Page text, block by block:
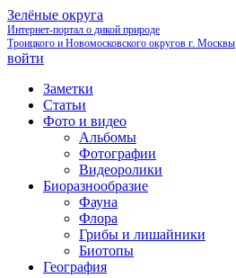
Зелёные округа
Интернет-портал о дикой природе
Троицкого и Новомосковского округов г. Москвы
войти
Заметки
Статьи
Фото и видео
Альбомы
Фотографии
Видеоролики
Биоразнообразие
Фауна
Флора
Грибы и лишайники
Биотопы
География